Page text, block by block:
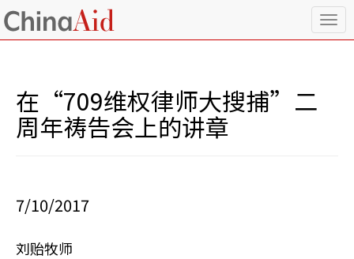
T
o
在“709维权律师大搜捕”二
周年祷告会上的讲章
7/10/2017
刘贻牧师